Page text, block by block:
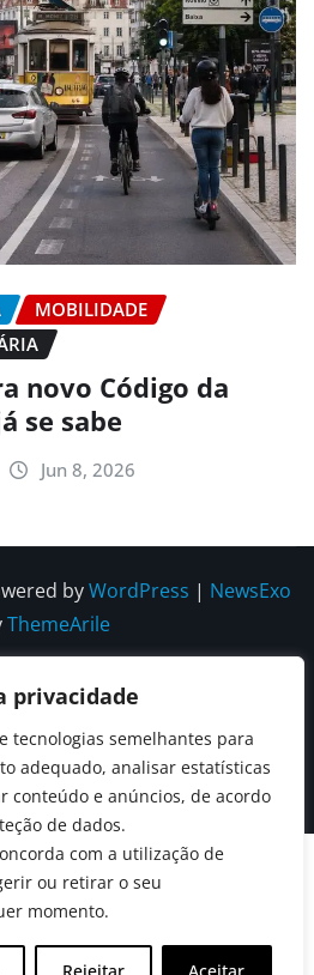
privacidade
tecnologias semelhantes para
adequado, analisar estatísticas
conteúdo e anúncios, de acordo
de dados.
com a utilização de
ou retirar o seu
momento.
MOBILIDADE
novo Código da
se sabe
Jun 8, 2026
byWordPress | NewsExo
ThemeArile
Política de
Contactos
editoriais